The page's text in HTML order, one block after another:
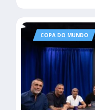
COPA DO MUNDO